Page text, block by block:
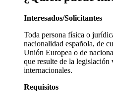
Interesados/Solicitantes
Toda persona física o
nacionalidad española, de
Unión Europea o de
que resulte de la legislación
internacionales.
Requisitos